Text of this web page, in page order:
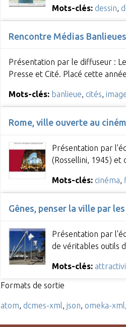
Mots-clés: dessin
Rencontre Médias Banlieues
Présentation par le diffuseur :
Presse et Cité. Placé cette
Mots-clés: banlieue, cités,
Rome, ville ouverte au
Présentation par
(Rossellini, 1945) et
Mots-clés: cinéma,
Gênes, penser la ville par
Présentation par
de véritables outils
Mots-clés:
Formats de sortie
atom, dcmes-xml, json, omeka-xml,